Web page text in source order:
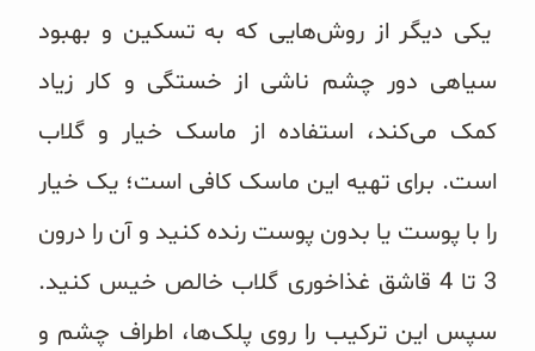
یکی دیگر از روش‌هایی که به تسکین و بهبود
سیاهی دور چشم ناشی از خستگی و کار زیاد
کمک می‌کند، استفاده از ماسک خیار و گلاب
است. برای تهیه این ماسک کافی است؛ یک خیار
را با پوست یا بدون پوست رنده کنید و آن را درون
3 تا 4 قاشق غذاخوری گلاب خالص خیس کنید.
سپس این ترکیب را روی پلک‌ها، اطراف چشم و